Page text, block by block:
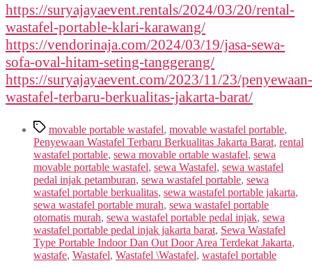
https://suryajayaevent.rentals/2024/03/20/rental-
wastafel-portable-klari-karawang/
https://vendorinaja.com/2024/03/19/jasa-sewa-
sofa-oval-hitam-seting-tanggerang/
https://suryajayaevent.com/2023/11/23/penyewaan-
wastafel-terbaru-berkualitas-jakarta-barat/
Tagsmovable portable wastafel, movable wastafel portable,
Penyewaan Wastafel Terbaru Berkualitas Jakarta Barat, rental
wastafel portable, sewa movable ortable wastafel, sewa
movable portable wastafel, sewa Wastafel, sewa wastafel
pedal injak petamburan, sewa wastafel portable, sewa
wastafel portable berkualitas, sewa wastafel portable jakarta,
sewa wastafel portable murah, sewa wastafel portable
otomatis murah, sewa wastafel portable pedal injak, sewa
wastafel portable pedal injak jakarta barat, Sewa Wastafel
Type Portable Indoor Dan Out Door Area Terdekat Jakarta,
wastafe, Wastafel, Wastafel \Wastafel, wastafel portable